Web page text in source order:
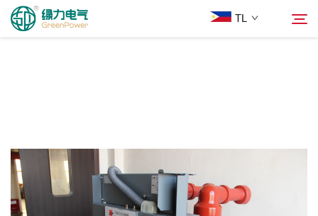
TL
Tungkol Sa Amin